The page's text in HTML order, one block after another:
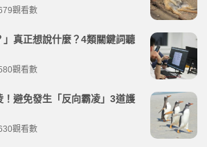
觀看數
」真正想說什麼？4類關鍵詞聽
觀看數
避免發生「反向霸凌」3道護
觀看數